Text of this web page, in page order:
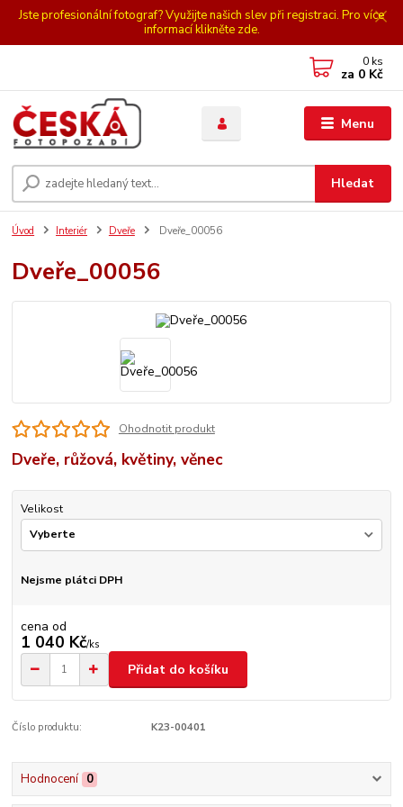
Jste profesionální fotograf? Využijte našich slev při registraci. Pro více
informací klikněte zde.
Menu
Hledat
0 ks
za 0 Kč
Úvod Interiér Dveře Dveře_00056
Dveře_00056
Ohodnotit produkt
Dveře, růžová, květiny, věnec
Velikost
Nejsme plátci DPH
cena od
1 040 Kč/ks
Přidat do košíku
Číslo produktu: K23-00401
Hodnocení 0